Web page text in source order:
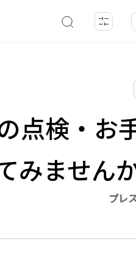
点検・お
みません
プレ